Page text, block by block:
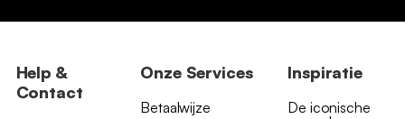
Help &
Contact
Onze Services
Betaalwijze
Inspiratie
De iconische